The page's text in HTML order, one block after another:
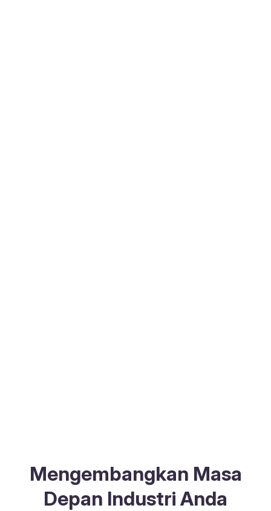
Mengembangkan Masa
Depan Industri Anda